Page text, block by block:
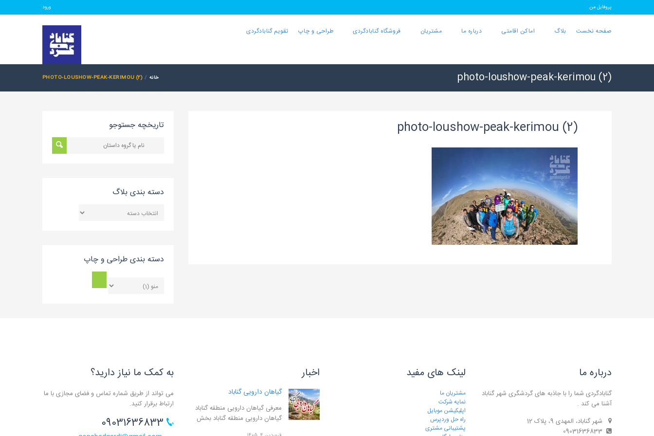
پروفایل من ورود
صفحه نخست بلاگ اماکن اقامتی درباره ما مشتریان فروشگاه گنابادگردی طراحی و چاپ تقویم گنابادگردی
photo-loushow-peak-kerimou (2) خانه PHOTO-LOUSHOW-PEAK-KERIMOU (2)
photo-loushow-peak-kerimou (2) تاریخچه جستوجو
دسته بندی بلاگ
بندی
دسته بندی طراحی و چاپ
درباره ما
گنابادگردی شما را با جاذبه های گردشگری شهر گناباد
آشنا می کند .
شهر گناباد، المهدی 9، پلاک 12
لینک های مفید
مشتریان ما
نمایه شرکت
اپلیکیشن موبایل
راه حل وردپرس
پشتیبانی مشتری
اخبار
گیاهان دارویی گناباد
معرفی گیاهان دارویی منطقه گناباد
گیاهان دارویی منطقه گناباد بخش
به کمک ما نیاز دارید؟
می تواند از طریق شماره تماس و فضای مجازی با ما
ارتباط برقرار کنید.